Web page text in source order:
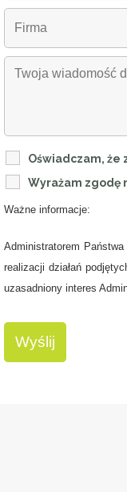
Oświadczam, że
Wyrażam zgodę
Ważne informacje:
Administratorem
realizacji działań
uzasadniony interes